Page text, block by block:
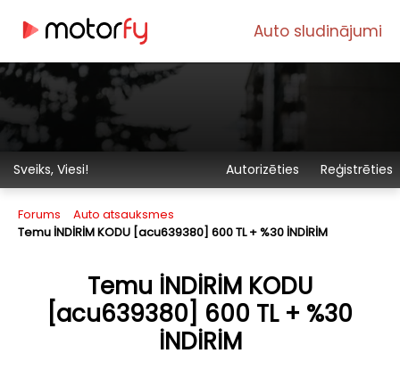
Auto sludinājumi
Sveiks, Viesi! Autorizēties Reģistrēties
Forums
Auto atsauksmes
Temu İNDİRİM KODU [acu639380] 600 TL + %30 İNDİRİM
Temu İNDİRİM KODU
[acu639380] 600 TL + %30
İNDİRİM